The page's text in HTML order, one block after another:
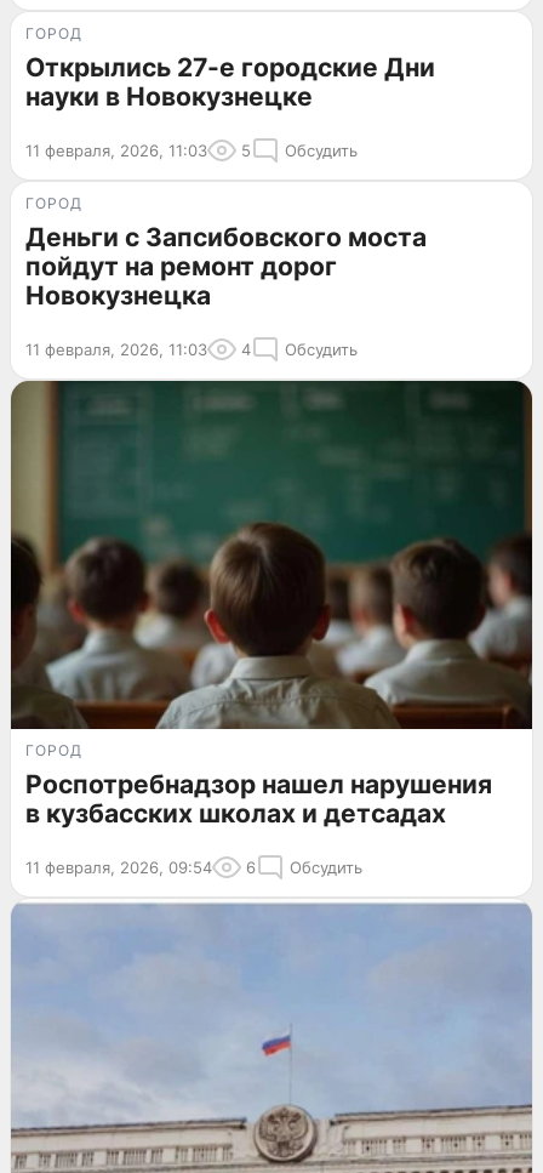
ГОРОД
Открылись 27-е городские Дни
науки в Новокузнецке
11 февраля, 2026, 11:03 5 Обсудить
ГОРОД
Деньги с Запсибовского моста
пойдут на ремонт дорог
Новокузнецка
11 февраля, 2026, 11:03 4 Обсудить
ГОРОД
Роспотребнадзор нашел нарушения
в кузбасских школах и детсадах
11 февраля, 2026, 09:54 6 Обсудить